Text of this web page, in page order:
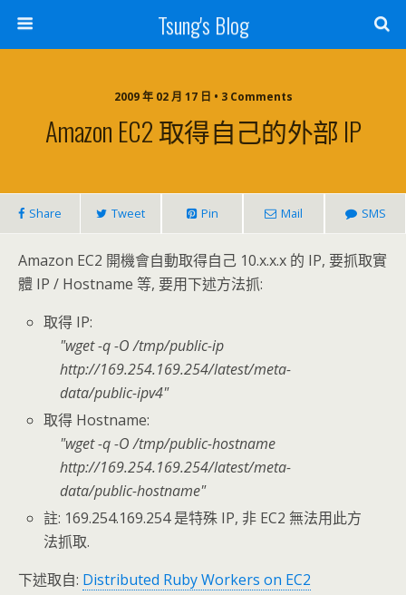
Tsung's Blog
2009 年 02 月 17 日 • 3 Comments
Amazon EC2 取得自己的外部 IP
Share Tweet Pin Mail SMS
Amazon EC2 開機會自動取得自己 10.x.x.x 的 IP, 要抓取實
體 IP / Hostname 等, 要用下述方法抓:
取得 IP:
wget -q -O /tmp/public-ip
http://169.254.169.254/latest/meta-
data/public-ipv4
取得 Hostname:
wget -q -O /tmp/public-hostname
http://169.254.169.254/latest/meta-
data/public-hostname
註: 169.254.169.254 是特殊 IP, 非 EC2 無法用此方
法抓取.
下述取自: Distributed Ruby Workers on EC2